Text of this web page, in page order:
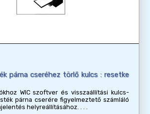
párna cseréhez törlő kulcs : resetke
WIC szoftver és visszaállítási kulcs-
párna cserére figyelmeztető számláló
helyreállításához.